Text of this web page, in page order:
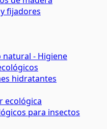
fijadores
natural - Higiene
hidratantes
ecológica
para insectos